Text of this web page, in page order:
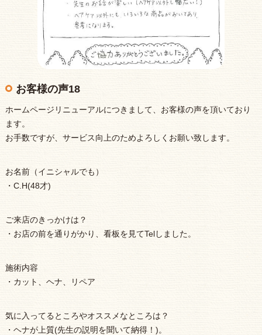
お客様の声18
ホームページリニューアルにつきまして、お客様の声を頂いており
ます。
お手数ですが、サービス向上のためよろしくお願い致します。
お名前（イニシャルでも）
・C.H(48才)
ご来店のきっかけは？
・お店の前を通りがかり、看板を見てTelしました。
施術内容
・カット、ヘナ、リペア
気に入ってるところやオススメなところは？
・ヘナが上質(先生の説明を聞いて納得！)。